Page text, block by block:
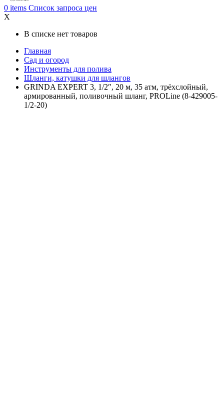
0 items Список запроса цен
X
В списке нет товаров
Главная
Сад и огород
Инструменты для полива
Шланги, катушки для шлангов
GRINDA EXPERT 3, 1/2″, 20 м, 35 атм, трёхслойный,
армированный, поливочный шланг, PROLine (8-429005-
1/2-20)